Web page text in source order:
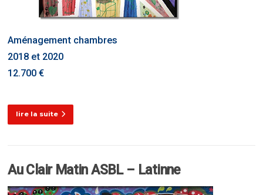
Aménagement chambres
2018 et 2020
12.700 €
lire la suite
Au Clair Matin ASBL – Latinne